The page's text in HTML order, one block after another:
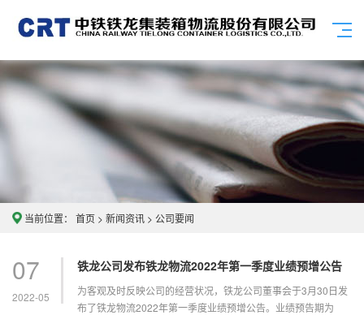
当前位置： 首页 > 新闻资讯 > 公司要闻
07
2022-05
铁龙公司发布铁龙物流2022年第一季度业绩预增公告
为客观及时反映公司的经营状况，铁龙公司董事会于3月30日发
布了铁龙物流2022年第一季度业绩预增公告。业绩预告期为